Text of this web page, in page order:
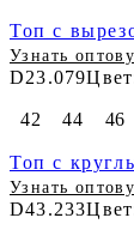
Топ c
Узнать
D23.079
42 44 46
Топ с
Узнать
D43.233